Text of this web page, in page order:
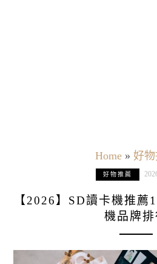
Home» 好
好物推薦
【2026】SD讀卡機推薦
機品牌排